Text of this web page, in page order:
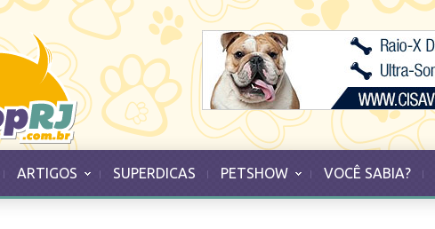
ARTIGOS SUPERDICAS PETSHOW VOCÊ SABIA?